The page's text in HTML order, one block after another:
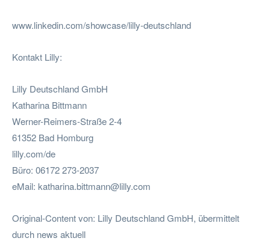
www.linkedin.com/showcase/lilly-deutschland
Kontakt Lilly:
Lilly Deutschland GmbH
Katharina Bittmann
Werner-Reimers-Straße 2-4
61352 Bad Homburg
lilly.com/de
Büro: 06172 273-2037
eMail: katharina.bittmann@lilly.com
Original-Content von: Lilly Deutschland GmbH, übermittelt
durch news aktuell